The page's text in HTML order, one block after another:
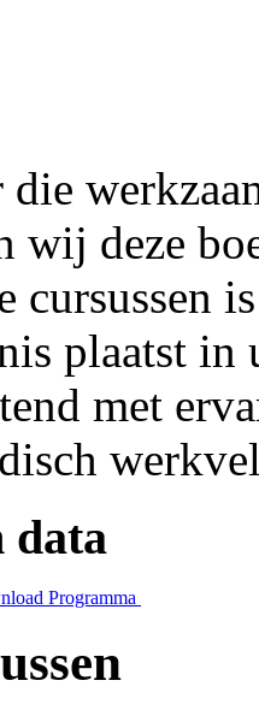
die
deze
cursussen
plaatst
met
data
Programma